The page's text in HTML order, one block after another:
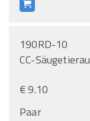
190RD-10
CC-
€ 9.10
Paar